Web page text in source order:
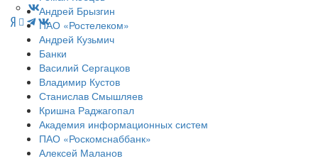
Андрей Брызгин
ПАО «Ростелеком»
Андрей Кузьмич
Банки
Василий Сергацков
Владимир Кустов
Станислав Смышляев
Кришна Раджагопал
Академия информационных систем
ПАО «Роскомснаббанк»
Алексей Маланов